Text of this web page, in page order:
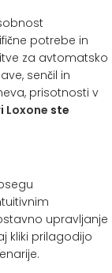
potrebe in
za avtomatsko
senčil in
prisotnosti v
Loxone ste
upravljanje
kliki prilagodijo